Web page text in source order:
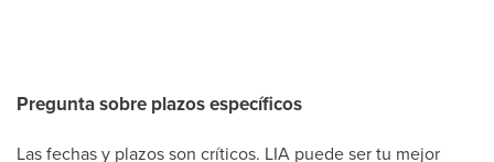
Pregunta sobre plazos específicos
Las fechas y plazos son críticos. LIA puede ser tu mejor